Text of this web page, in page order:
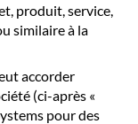
produit, service,
similaire à la
accorder
(ci-après «
pour des